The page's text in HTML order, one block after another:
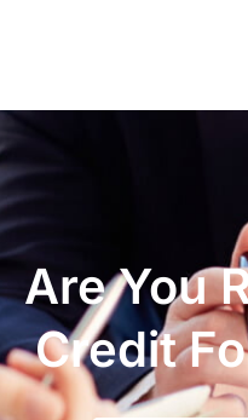
Are You
Credit